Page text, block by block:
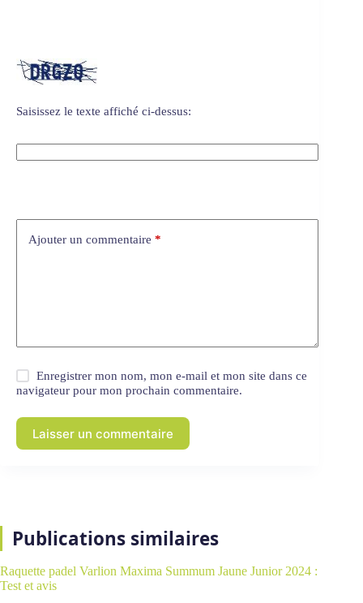
Saisissez le texte affiché ci-dessus:
Ajouter un commentaire *
Enregistrer mon nom, mon e-mail et mon site dans ce
navigateur pour mon prochain commentaire.
Laisser un commentaire
Publications similaires
Raquette padel Varlion Maxima Summum Jaune Junior 2024 :
Test et avis